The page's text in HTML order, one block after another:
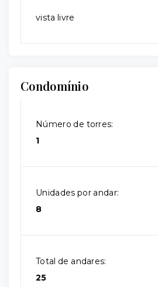
vista livre
Condomínio
Número de torres:
1
Unidades por andar:
8
Total de andares:
25